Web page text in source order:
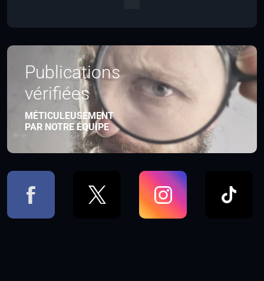
Publications
vérifiées
MÉTICULEUSEMENT
PAR NOTRE ÉQUIPE